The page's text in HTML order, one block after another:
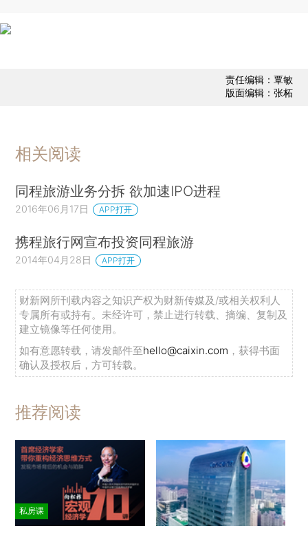
责任编辑：覃敏
版面编辑：张柘
相关阅读
同程旅游业务分拆 欲加速IPO进程
2016年06月17日 APP打开
携程旅行网宣布投资同程旅游
2014年04月28日 APP打开
财新网所刊载内容之知识产权为财新传媒及/或相关权利人
专属所有或持有。未经许可，禁止进行转载、摘编、复制及
建立镜像等任何使用。
如有意愿转载，请发邮件至hello@caixin.com ，获得书面
确认及授权后，方可转载。
推荐阅读
私房课